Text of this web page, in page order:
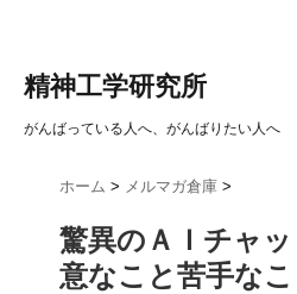
精神工学研究所
がんばっている人へ、がんばりたい人へ
ホーム > メルマガ倉庫 >
驚異のＡＩチャ
意なこと苦手な